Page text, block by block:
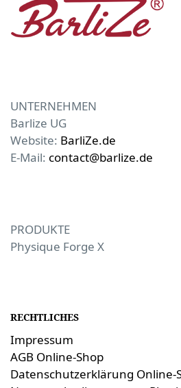
UNTERNEHMEN
Barlize UG
Website: BarliZe.de
E-Mail: contact@barlize.de
PRODUKTE
Physique Forge X
RECHTLICHES
Impressum
AGB Online-Shop
Datenschutzerklärung Online-